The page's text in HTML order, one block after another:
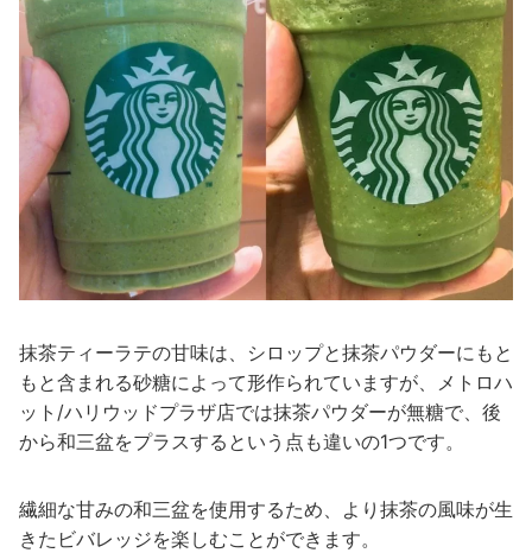
抹茶ティーラテの甘味は、シロップと抹茶パウダーにもと
もと含まれる砂糖によって形作られていますが、メトロハ
ット/ハリウッドプラザ店では抹茶パウダーが無糖で、後
から和三盆をプラスするという点も違いの1つです。
繊細な甘みの和三盆を使用するため、より抹茶の風味が生
きたビバレッジを楽しむことができます。